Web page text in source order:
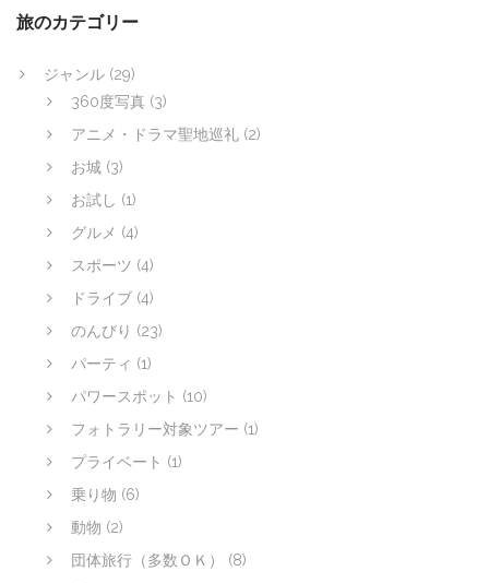
旅のカテゴリー
ジャンル (29)
360度写真 (3)
アニメ・ドラマ聖地巡礼 (2)
お城 (3)
お試し (1)
グルメ (4)
スポーツ (4)
ドライブ (4)
のんびり (23)
パーティ (1)
パワースポット (10)
フォトラリー対象ツアー (1)
プライベート (1)
乗り物 (6)
動物 (2)
団体旅行（多数ＯＫ）
(8)